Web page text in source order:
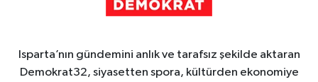
Isparta’nın gündemini anlık ve tarafsız şekilde aktaran
Demokrat32, siyasetten spora, kültürden ekonomiye